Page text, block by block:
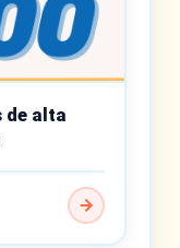
de alta